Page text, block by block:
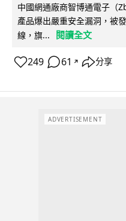
中國網通廠商智博通電子（
產品爆出嚴重安全漏洞，被
線，旗...
閱讀全文
249 61 ↗ 分享
ADVERTISEMENT